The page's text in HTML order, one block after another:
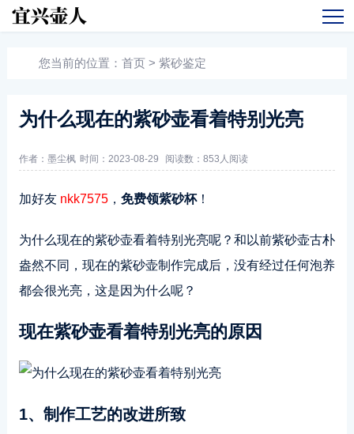
您当前的位置： 首页 > 紫砂鉴定
为什么现在的紫砂壶看着特别光亮
作者：墨尘枫 时间：2023-08-29 阅读数： 853人阅读
加好友 nkk7575， 免费领紫砂杯！
为什么现在的紫砂壶看着特别光亮呢？和以前紫砂壶古朴
盎然不同，现在的紫砂壶制作完成后，没有经过任何泡养
都会很光亮，这是因为什么呢？
现在紫砂壶看着特别光亮的原因
1、制作工艺的改进所致